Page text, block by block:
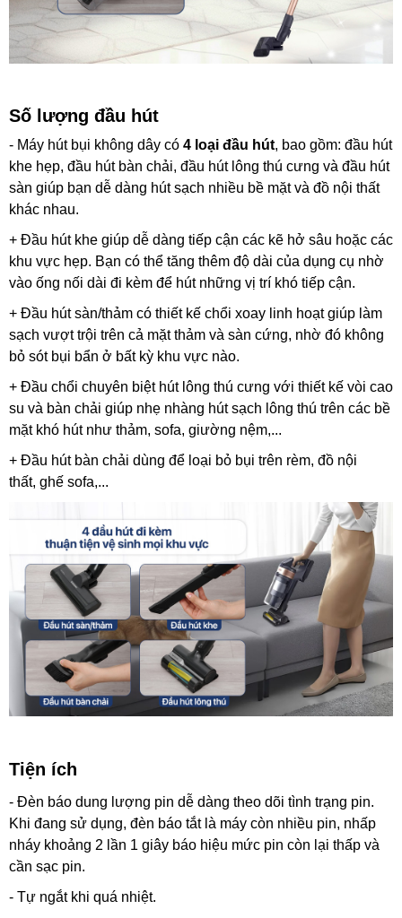
Số lượng đầu hút
- Máy hút bụi không dây có 4 loại đầu hút, bao gồm: đầu hút
khe hẹp, đầu hút bàn chải, đầu hút lông thú cưng và đầu hút
sàn giúp bạn dễ dàng hút sạch nhiều bề mặt và đồ nội thất
khác nhau.
+ Đầu hút khe giúp dễ dàng tiếp cận các kẽ hở sâu hoặc các
khu vực hẹp. Bạn có thể tăng thêm độ dài của dụng cụ nhờ
vào ống nối dài đi kèm để hút những vị trí khó tiếp cận.
+ Đầu hút sàn/thảm có thiết kế chổi xoay linh hoạt giúp làm
sạch vượt trội trên cả mặt thảm và sàn cứng, nhờ đó không
bỏ sót bụi bẩn ở bất kỳ khu vực nào.
+ Đầu chổi chuyên biệt hút lông thú cưng với thiết kế vòi cao
su và bàn chải giúp nhẹ nhàng hút sạch lông thú trên các bề
mặt khó hút như thảm, sofa, giường nệm,...
+ Đầu hút bàn chải dùng để loại bỏ bụi trên rèm, đồ nội
thất, ghế sofa,...
Tiện ích
- Đèn báo dung lượng pin dễ dàng theo dõi tình trạng pin.
Khi đang sử dụng, đèn báo tắt là máy còn nhiều pin, nhấp
nháy khoảng 2 lần 1 giây báo hiệu mức pin còn lại thấp và
cần sạc pin.
- Tự ngắt khi quá nhiệt.